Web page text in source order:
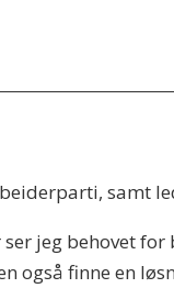
samt
jeg behovet for
også finne en